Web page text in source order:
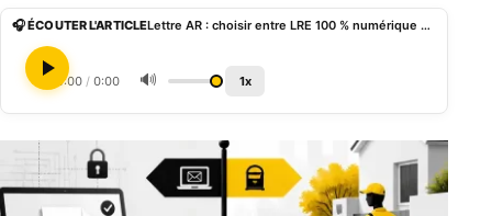
🎧 ÉCOUTER L'ARTICLE Lettre AR : choisir entre LRE 100 % numérique et recommandé papier dématérialisé
0:00 / 0:00 🔊 1x